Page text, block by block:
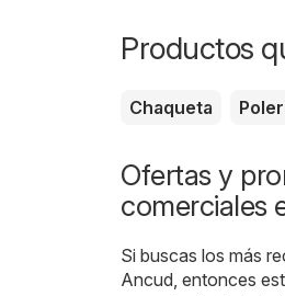
Productos
Chaqueta
Ofertas y
comerciales
Si buscas los más
Ancud, entonces